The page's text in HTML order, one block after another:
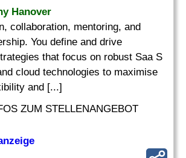
Hanover
collaboration, mentoring, and
You define and drive
that focus on robust Saa S
cloud technologies to maximise
and [...]
ZUM STELLENANGEBOT